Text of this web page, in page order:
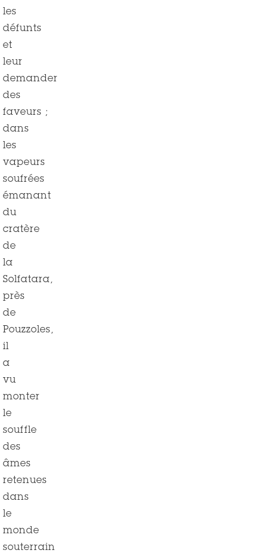
les
défunts
et
leur
demander
des
faveurs ;
dans
les
vapeurs
soufrées
émanant
du
cratère
de
la
Solfatara,
près
de
Pouzzoles,
il
a
vu
monter
le
souffle
des
âmes
retenues
dans
le
monde
souterrain